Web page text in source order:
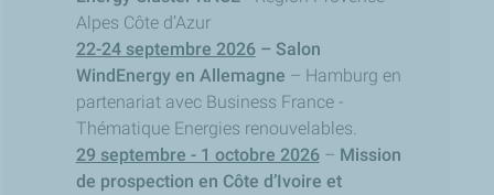
Alpes Côte d’Azur
22-24 septembre 2026– Salon
WindEnergy en Allemagne – Hamburg en
partenariat avec Business France -
Thématique Energies renouvelables.
29 septembre - 1 octobre 2026 – Mission
de prospection en Côte d’Ivoire et